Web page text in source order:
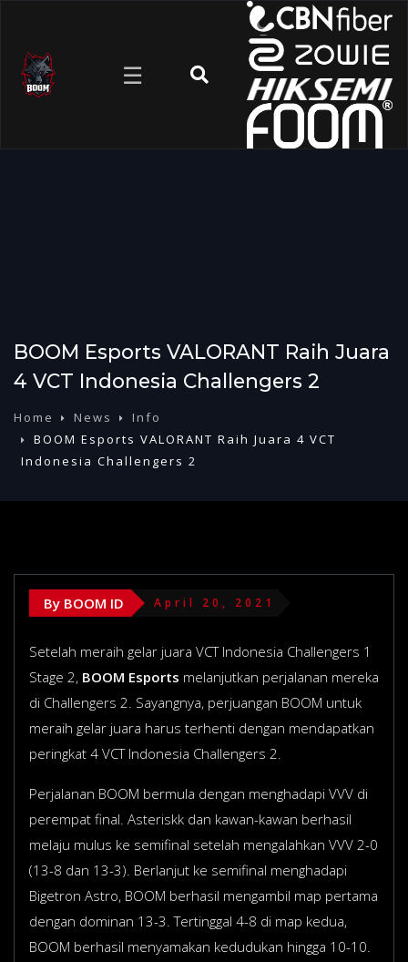
☰
BOOM Esports VALORANT Raih Juara
4 VCT Indonesia Challengers 2
Home News
Info
BOOM Esports VALORANT Raih Juara 4 VCT
Indonesia Challengers 2
By BOOM ID April 20, 2021
Setelah meraih gelar juara VCT Indonesia Challengers 1
Stage 2, BOOM Esports melanjutkan perjalanan mereka
di Challengers 2. Sayangnya, perjuangan BOOM untuk
meraih gelar juara harus terhenti dengan mendapatkan
peringkat 4 VCT Indonesia Challengers 2.
Perjalanan BOOM bermula dengan menghadapi VVV di
perempat final. Asteriskk dan kawan-kawan berhasil
melaju mulus ke semifinal setelah mengalahkan VVV 2-0
(13-8 dan 13-3). Berlanjut ke semifinal menghadapi
Bigetron Astro, BOOM berhasil mengambil map pertama
dengan dominan 13-3. Tertinggal 4-8 di map kedua,
BOOM berhasil menyamakan kedudukan hingga 10-10.